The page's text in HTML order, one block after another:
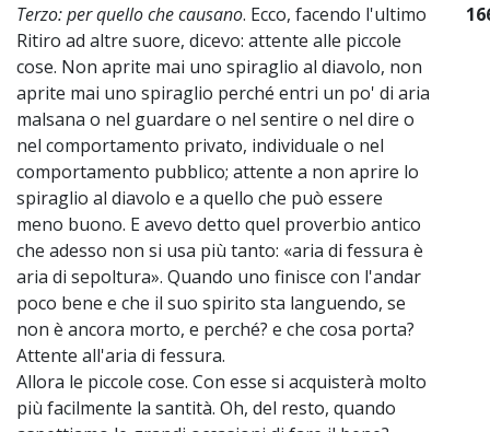
Terzo: per quello che causano. Ecco, facendo l'ultimo
Ritiro ad altre suore, dicevo: attente alle piccole
cose. Non aprite mai uno spiraglio al diavolo, non
aprite mai uno spiraglio perché entri un po' di aria
malsana o nel guardare o nel sentire o nel dire o
nel comportamento privato, individuale o nel
comportamento pubblico; attente a non aprire lo
spiraglio al diavolo e a quello che può essere
meno buono. E avevo detto quel proverbio antico
che adesso non si usa più tanto: «aria di fessura è
aria di sepoltura». Quando uno finisce con l'andar
poco bene e che il suo spirito sta languendo, se
non è ancora morto, e perché? e che cosa porta?
Attente all'aria di fessura.
Allora le piccole cose. Con esse si acquisterà molto
più facilmente la santità. Oh, del resto, quando